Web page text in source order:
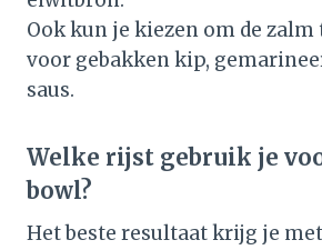
Ook kun je kiezen om de
voor gebakken kip,
saus.
Welke rijst gebruik je
bowl?
Het beste resultaat krijg je met